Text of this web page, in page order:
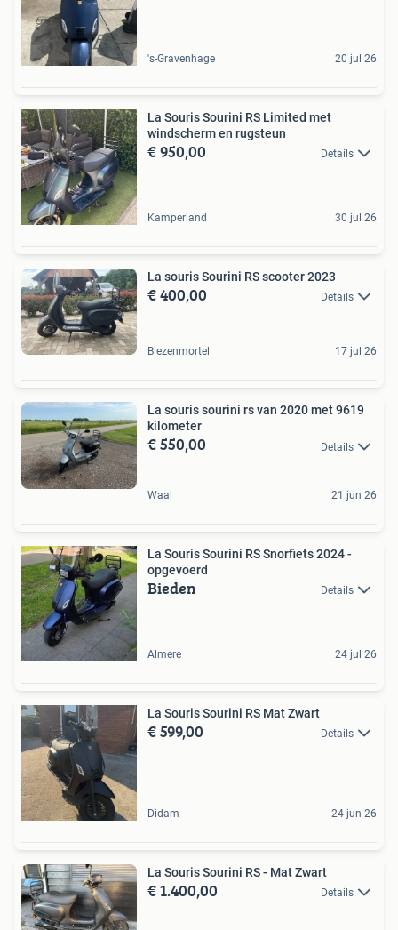
's-Gravenhage 20 jul 26
La Souris Sourini RS Limited met
windscherm en rugsteun
€ 950,00 Details
Kamperland 30 jul 26
La souris Sourini RS scooter 2023
€ 400,00 Details
Biezenmortel 17 jul 26
La souris sourini rs van 2020 met 9619
kilometer
€ 550,00 Details
Waal 21 jun 26
La Souris Sourini RS Snorfiets 2024 -
opgevoerd
Bieden Details
Almere 24 jul 26
La Souris Sourini RS Mat Zwart
€ 599,00 Details
Didam 24 jun 26
La Souris Sourini RS - Mat Zwart
€ 1.400,00 Details